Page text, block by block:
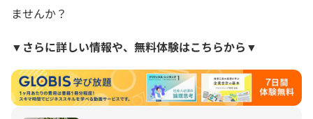
ませんか？
▼さらに詳しい情報や、無料体験はこちらから▼